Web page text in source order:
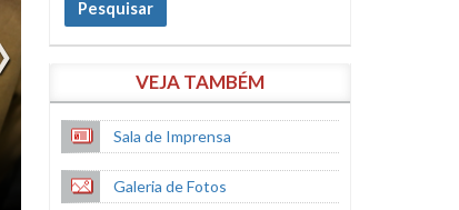
Pesquisar
VEJA TAMBÉM
Sala de Imprensa
Galeria de Fotos